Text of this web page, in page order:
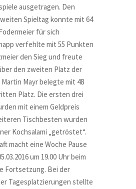
ausgetragen. Den
Spieltag konnte mit 64
für sich
verfehlte mit 55 Punkten
den Sieg und freute
den zweiten Platz der
Mayr belegte mit 48
Platz. Die ersten drei
mit einem Geldpreis
Tischbesten wurden
Kochsalami „getröstet“.
macht eine Woche Pause
um 19.00 Uhr beim
Fortsetzung. Bei der
Tagesplatzierungen stellte